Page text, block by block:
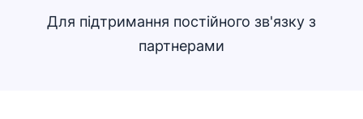
Для підтримання постійного зв'язку з
партнерами